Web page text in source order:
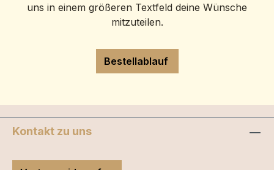
uns in einem größeren Textfeld deine Wünsche
mitzuteilen.
Bestellablauf
Kontakt zu uns